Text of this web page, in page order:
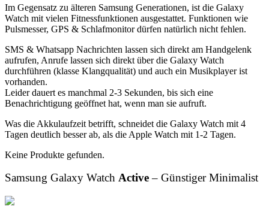
Im Gegensatz zu älteren Samsung Generationen, ist die Galaxy
Watch mit vielen Fitnessfunktionen ausgestattet. Funktionen wie
Pulsmesser, GPS & Schlafmonitor dürfen natürlich nicht fehlen.
SMS & Whatsapp Nachrichten lassen sich direkt am Handgelenk
aufrufen, Anrufe lassen sich direkt über die Galaxy Watch
durchführen (klasse Klangqualität) und auch ein Musikplayer ist
vorhanden.
Leider dauert es manchmal 2-3 Sekunden, bis sich eine
Benachrichtigung geöffnet hat, wenn man sie aufruft.
Was die Akkulaufzeit betrifft, schneidet die Galaxy Watch mit 4
Tagen deutlich besser ab, als die Apple Watch mit 1-2 Tagen.
Keine Produkte gefunden.
Samsung Galaxy Watch Active– Günstiger Minimalist